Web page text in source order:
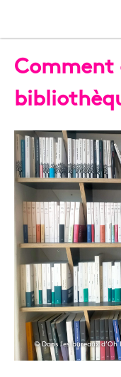
Comment
© Dans les bureaux